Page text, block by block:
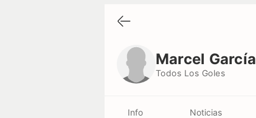
Marcel García
Todos Los Goles
Info Noticias